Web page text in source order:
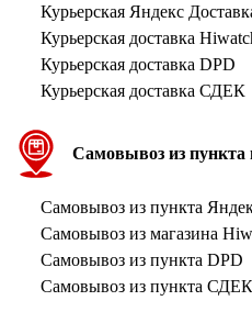
Курьерская Яндекс
Курьерская доставка
Курьерская доставка DPD
Курьерская доставка СДЕК
Самовывоз из пункта
Самовывоз из пункта
Самовывоз из магазина
Самовывоз из пункта DPD
Самовывоз из пункта СДЕК